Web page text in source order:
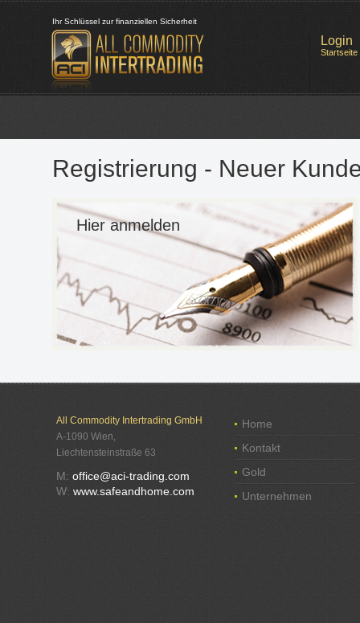
Ihr Schlüssel zur finanziellen Sicherheit
Login
Startseite
Registrierung - Neuer
Hier anmelden
All Commodity Intertrading GmbH
A-1090 Wien,
Liechtensteinstraße 63
M: office@aci-trading.com
W: www.safeandhome.com
Home
Kontakt
Gold
Unternehmen